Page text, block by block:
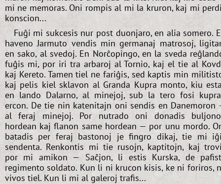
mi ne memoras. Oni rompis al mi la kruron, kaj mi
konscion...
Fuĝi mi sukcesis nur post duonjaro, en alia somero.
haveno Jarmuto vendis min germanaj matrosoj,
en sako, al svedoj. En Norĉopingo, en la sveda
fuĝis mi, por iri tra arbaroj al Tornio, kaj el tie al
kaj Kereto. Tamen tiel ne fariĝis, sed kaptis min
kaj pelis kiel sklavon al Granda Kupra monto, kiu
en lando Dalarno, al minejoj, sub la tero fosi
ercon. De tie nin katenitajn oni sendis en Danemoron
al feraj minejoj. Por nutrado oni donadis
hordean kaj flanon same hordean — por unu mordo.
batadis per feraj bastonoj je fingro dikaj, tie mi
sendenta. Renkontis mi tie rusojn, kaptitojn, kaj
por mi amikon — Saĉjon, li estis Kurska, de
regimento soldato. Kun li ni krucon kisis, ke ni foriros,
vivos tiel. Kun li mi al galeroj trafis...